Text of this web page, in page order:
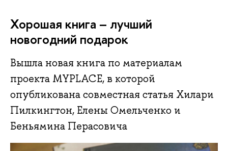
Хорошая книга – лучший
новогодний подарок
Вышла новая книга по материалам
проекта MYPLACE, в которой
опубликована совместная статья Хилари
Пилкингтон, Елены Омельченко и
Беньямина Перасовича